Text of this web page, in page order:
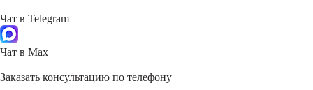
Чат в Telegram
Чат в Max
Заказать консультацию по телефону